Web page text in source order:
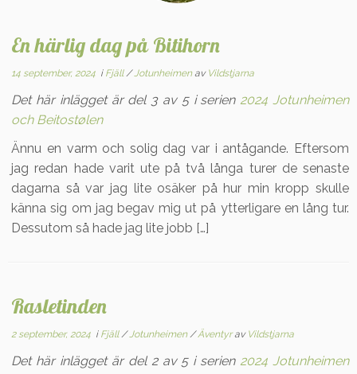
En härlig dag på Bitihorn
14 september, 2024 i Fjäll/Jotunheimenav Vildstjarna
Det här inlägget är del 3 av 5 i serien 2024 Jotunheimen
och Beitostølen
Ännu en varm och solig dag var i antågande. Eftersom
jag redan hade varit ute på två långa turer de senaste
dagarna så var jag lite osäker på hur min kropp skulle
känna sig om jag begav mig ut på ytterligare en lång tur.
Dessutom så hade jag lite jobb […]
Rasletinden
2 september, 2024 i Fjäll/Jotunheimen/Äventyrav Vildstjarna
Det här inlägget är del 2 av 5 i serien 2024 Jotunheimen